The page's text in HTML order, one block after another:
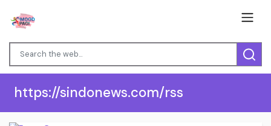
https://sindonews.com/rss